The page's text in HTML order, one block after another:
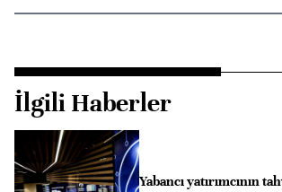
İlgili Haberler
Yabancı yatırımcının